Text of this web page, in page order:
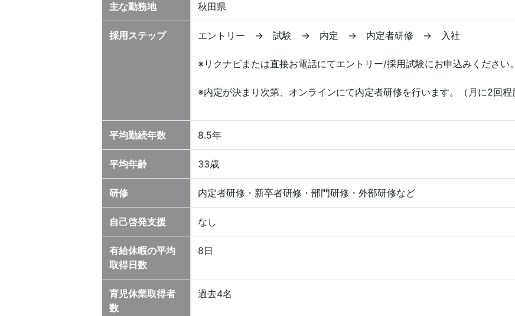
主な勤務地 秋田県
採用ステップ エントリー → 試験 → 内定 → 内定者研修 → 入社
※リクナビまたは直接お電話にてエントリー/採用試験にお申込みください。
※内定が決まり次第、オンラインにて内定者研修を行います。（月に2回程
平均勤続年数 8.5年
平均年齢 33歳
研修 内定者研修・新卒者研修・部門研修・外部研修など
自己啓発支援 なし
有給休暇の平均
取得日数
8日
育児休業取得者
数
過去4名